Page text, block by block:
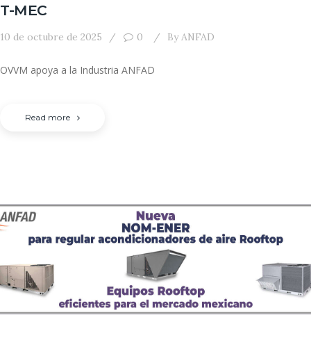
T-MEC
10 de octubre de 2025 0 ByANFAD
OVVM apoya a la Industria ANFAD
Read more